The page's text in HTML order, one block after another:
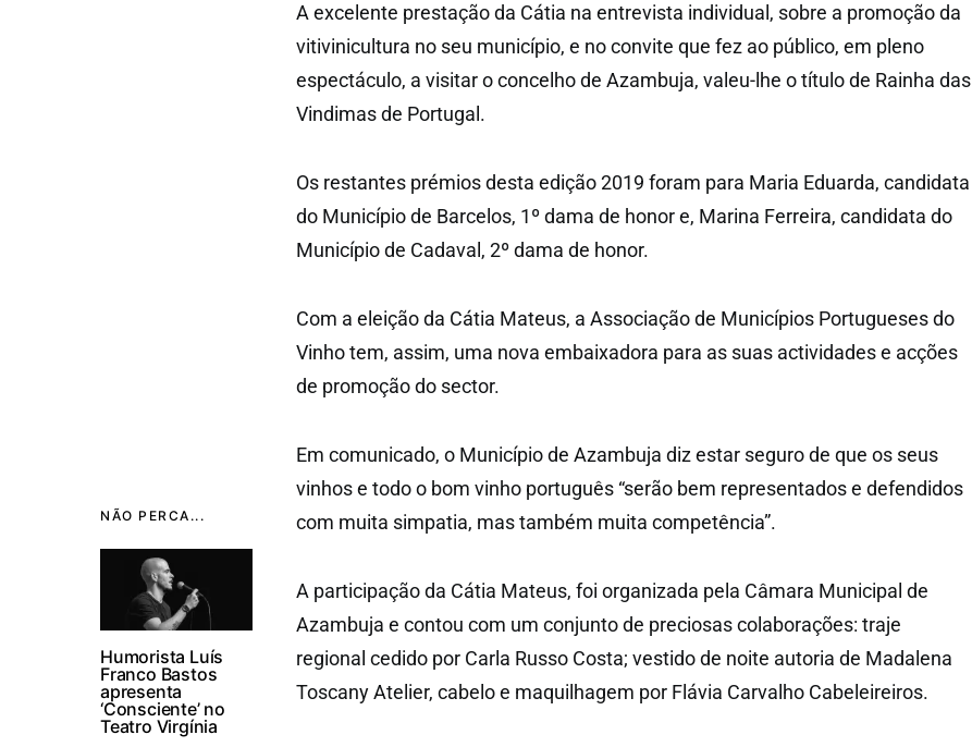
NÃO PERCA...
Humorista Luís
Franco Bastos
apresenta
‘Consciente’ no
Teatro Virgínia
A excelente prestação da Cátia na entrevista individual, sobre a promoção da
vitivinicultura no seu município, e no convite que fez ao público, em pleno
espectáculo, a visitar o concelho de Azambuja, valeu-lhe o título de Rainha das
Vindimas de Portugal.
Os restantes prémios desta edição 2019 foram para Maria Eduarda, candidata
do Município de Barcelos, 1º dama de honor e, Marina Ferreira, candidata do
Município de Cadaval, 2º dama de honor.
Com a eleição da Cátia Mateus, a Associação de Municípios Portugueses do
Vinho tem, assim, uma nova embaixadora para as suas actividades e acções
de promoção do sector.
Em comunicado, o Município de Azambuja diz estar seguro de que os seus
vinhos e todo o bom vinho português “serão bem representados e defendidos
com muita simpatia, mas também muita competência”.
A participação da Cátia Mateus, foi organizada pela Câmara Municipal de
Azambuja e contou com um conjunto de preciosas colaborações: traje
regional cedido por Carla Russo Costa; vestido de noite autoria de Madalena
Toscany Atelier, cabelo e maquilhagem por Flávia Carvalho Cabeleireiros.